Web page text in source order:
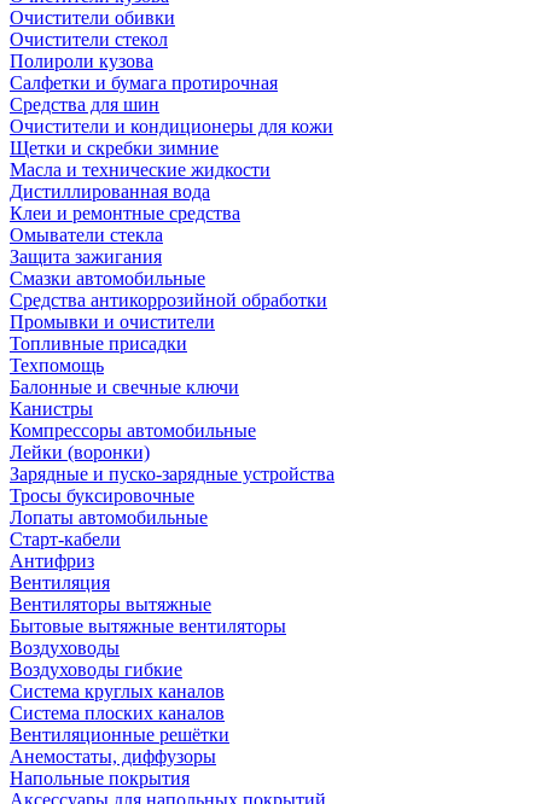
Очистители обивки
Очистители стекол
Полироли кузова
Салфетки и бумага протирочная
Средства для шин
Очистители и кондиционеры для кожи
Щетки и скребки зимние
Масла и технические жидкости
Дистиллированная вода
Клеи и ремонтные средства
Омыватели стекла
Защита зажигания
Смазки автомобильные
Средства антикоррозийной обработки
Промывки и очистители
Топливные присадки
Техпомощь
Балонные и свечные ключи
Канистры
Компрессоры автомобильные
Лейки (воронки)
Зарядные и пуско-зарядные устройства
Тросы буксировочные
Лопаты автомобильные
Старт-кабели
Антифриз
Вентиляция
Вентиляторы вытяжные
Бытовые вытяжные вентиляторы
Воздуховоды
Воздуховоды гибкие
Система круглых каналов
Система плоских каналов
Вентиляционные решётки
Анемостаты, диффузоры
Напольные покрытия
Аксессуары для напольных покрытий